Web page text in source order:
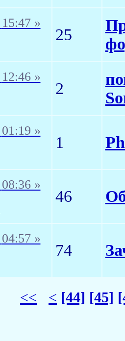
15:47 »
25
12:46 »
2
01:19 »
1
08:36 »
46
04:57 »
74
<< < [44] [45]